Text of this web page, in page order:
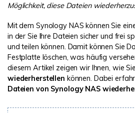
Möglichkeit, diese Dateien
Mit dem Synology NAS können Sie
in der Sie Ihre Dateien sicher und frei
und teilen können. Damit können Sie
Festplatte löschen, was häufig
diesem Artikel zeigen wir Ihnen, wie Sie
wiederherstellen können. Dabei
Dateien von Synology NAS